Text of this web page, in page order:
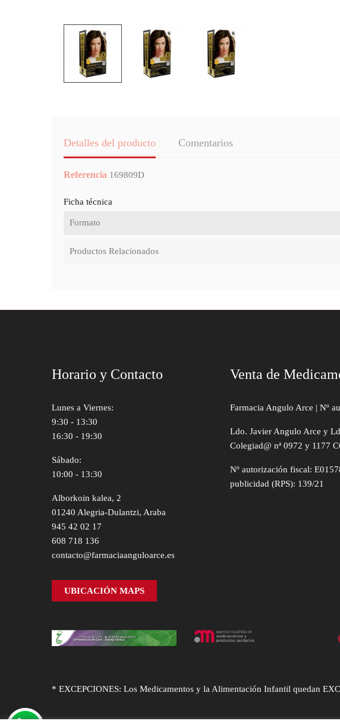
Detalles del producto Comentarios
Referencia 169809D
Ficha técnica
Formato
Productos Relacionados
Horario y Contacto
Lunes a Viernes:
9:30 - 13:30
16:30 - 19:30
Sábado:
10:00 - 13:30
Alborkoin kalea, 2
01240 Alegria-Dulantzi, Araba
945 42 02 17
608 718 136
contacto@farmaciaanguloarce.es
UBICACIÓN MAPS
Venta de
Farmacia Angulo Arce | Nº
Ldo. Javier Angulo Arce y
Colegiad@ nª 0972 y 1177
Nº autorización fiscal:
publicidad (RPS): 139/21
* EXCEPCIONES: Los Medicamentos y la Alimentación Infantil quedan